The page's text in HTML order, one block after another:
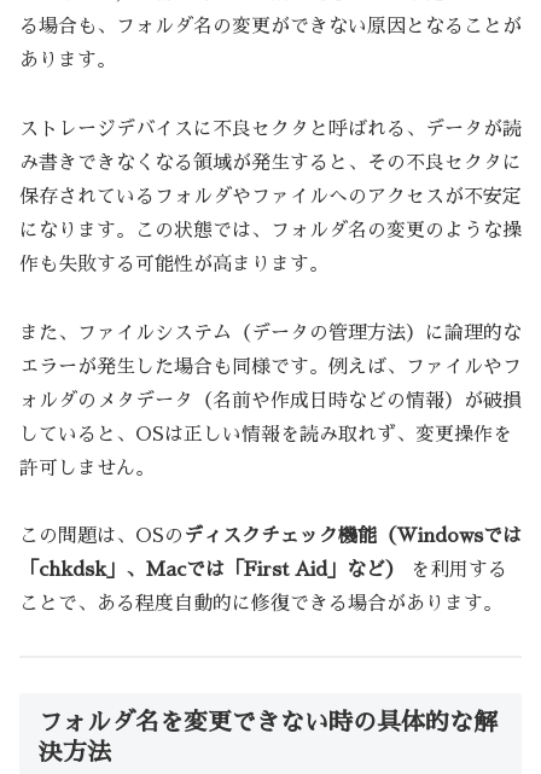
る場合も、フォルダ名の変更ができない原因となることが
あります。
ストレージデバイスに不良セクタと呼ばれる、データが読
み書きできなくなる領域が発生すると、その不良セクタに
保存されているフォルダやファイルへのアクセスが不安定
になります。この状態では、フォルダ名の変更のような操
作も失敗する可能性が高まります。
また、ファイルシステム（データの管理方法）に論理的な
エラーが発生した場合も同様です。例えば、ファイルやフ
ォルダのメタデータ（名前や作成日時などの情報）が破損
していると、OSは正しい情報を読み取れず、変更操作を
許可しません。
この問題は、OSの ディスクチェック機能（Windowsでは
「chkdsk」、Macでは「First Aid」など）
を利用する
ことで、ある程度自動的に修復できる場合があります。
フォルダ名を変更できない時の具体的な解
決方法